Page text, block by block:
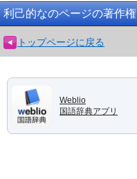
利己的なのページの著作権
トップページに戻る
Weblio
国語辞典アプリ